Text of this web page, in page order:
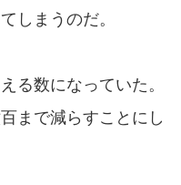
しまうのだ。
る数になっていた。
まで減らすことにし